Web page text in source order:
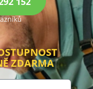
ZDARMA